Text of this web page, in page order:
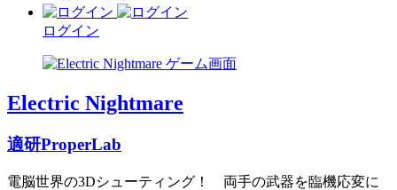
ログイン
Electric Nightmare
適研ProperLab
電脳世界の3Dシューティング！ 両手の武器を臨機応変に